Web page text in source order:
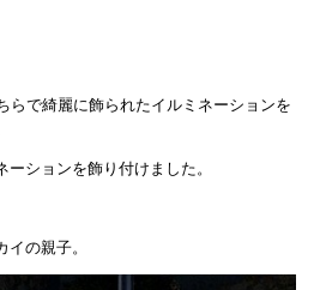
らで綺麗に飾られたイルミネーションを
ションを飾り付けました。
の親子。